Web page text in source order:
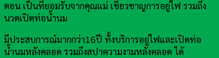
ตอน เป็นที่ยอมรับจากคุณแม่ เชี่ยวชาญการอยู่ไฟ รวมถึง
นวดเปิดท่อน้ำนม
มีประสบการณ์มากกว่า16ปี ทั้งบริการอยู่ไฟและเปิดท่อ
น้ำนมหลังคลอด รวมถึงสปาความงามหลังคลอด ได้